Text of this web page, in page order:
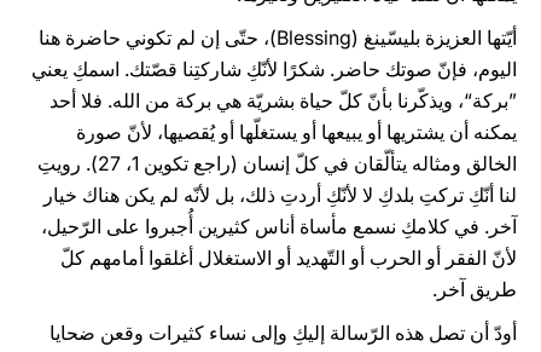
أيّتها العزيزة بليسّينغ (Blessing)، حتّى إن لم تكوني حاضرة هنا
اليوم، فإنّ صوتك حاضر. شكرًا لأنّكِ شاركتِنا قصّتك. اسمكِ يعني
”بركة“، ويذكّرنا بأنّ كلّ حياة بشريّة هي بركة من الله. فلا أحد
يمكنه أن يشتريها أو يبيعها أو يستغلّها أو يُقصيها، لأنّ صورة
الخالق ومثاله يتألّقان في كلّ إنسان (راجع تكوين 1، 27). رويتِ
لنا أنّكِ تركتِ بلدكِ لا لأنّكِ أردتِ ذلك، بل لأنّه لم يكن هناك خيار
آخر. في كلامكِ نسمع مأساة أناس كثيرين أُجبروا على الرّحيل،
لأنّ الفقر أو الحرب أو التّهديد أو الاستغلال أغلقوا أمامهم كلّ
طريق آخر.
أودّ أن تصل هذه الرّسالة إليكِ وإلى نساء كثيرات وقعن ضحايا